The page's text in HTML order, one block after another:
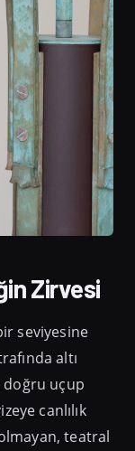
Zirvesi
seviyesine
altı
doğru uçup
canlılık
teatral